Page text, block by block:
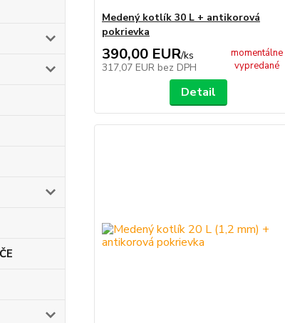
Medený kotlík 30 L + antikorová
pokrievka
390,00 EUR/ks
317,07 EUR bez DPH
momentálne
vypredané
Detail